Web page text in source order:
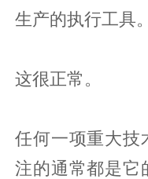
生产的执行工具。
这很正常。
任何一项重大技
注的通常都是它